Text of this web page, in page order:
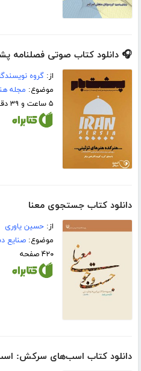
🎧 دانلود کتاب صوتی فصلنامه
از:گروه
موضوع: مجله
۵ ساعت و ۳۹ دقیقه
دانلود کتاب جستجوی معنا
از:حسین یاوری
موضوع:صنایع
۴۲۰ صفحه
دانلود کتاب اسب‌های سرکش: